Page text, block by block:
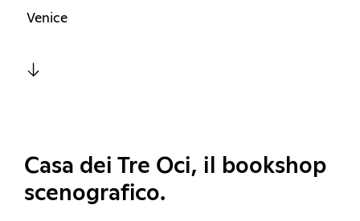
Venice
Casa dei Tre Oci, il bookshop
scenografico.